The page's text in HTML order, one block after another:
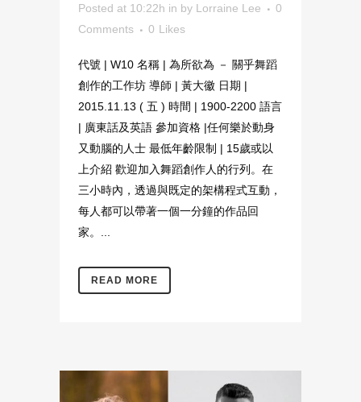
Posted at 10:22h in by Lorraine Lee
0
Comments
0 Likes
代號 | W10 名稱 | 為所欲為 － 關乎舞蹈
創作的工作坊 導師 | 黃大徽 日期 |
2015.11.13 ( 五 ) 時間 | 1900-2200 語言
| 廣東話及英語 參加資格 |任何樂於動身
又動腦的人士 最低年齡限制 | 15歲或以
上介紹 歡迎加入舞蹈創作人的行列。在
三小時內，透過與既定的架構程式互動，
每人都可以帶著一個一分鐘的作品回
家。...
READ MORE